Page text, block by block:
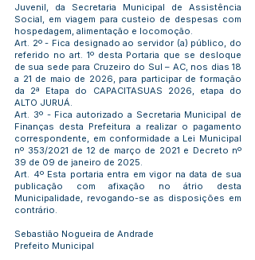
Juvenil, da Secretaria Municipal de Assistência
Social, em viagem para custeio de despesas com
hospedagem, alimentação e locomoção.
Art. 2º - Fica designado ao servidor (a) público, do
referido no art. 1º desta Portaria que se desloque
de sua sede para Cruzeiro do Sul – AC, nos dias 18
a 21 de maio de 2026, para participar de formação
da 2ª Etapa do CAPACITASUAS 2026, etapa do
ALTO JURUÁ.
Art. 3º - Fica autorizado a Secretaria Municipal de
Finanças desta Prefeitura a realizar o pagamento
correspondente, em conformidade a Lei Municipal
nº 353/2021 de 12 de março de 2021 e Decreto nº
39 de 09 de janeiro de 2025.
Art. 4º Esta portaria entra em vigor na data de sua
publicação com afixação no átrio desta
Municipalidade, revogando-se as disposições em
contrário.
Sebastião Nogueira de Andrade
Prefeito Municipal